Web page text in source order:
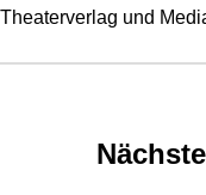
Theaterverlag und